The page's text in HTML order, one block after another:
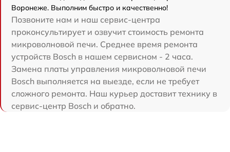
Воронеже. Выполним быстро и качественно!
Позвоните нам и наш сервис-центра
проконсультирует и озвучит стоимость ремонта
микроволновой печи. Среднее время ремонта
устройств Bosch в нашем сервисном - 2 часа.
Замена платы управления микроволновой печи
Bosch выполняется на выезде, если не требует
сложного ремонта. Наш курьер доставит технику в
сервис-центр Bosch и обратно.